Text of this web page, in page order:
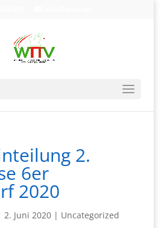
2.
6er
2020
2. Juni 2020| Uncategorized